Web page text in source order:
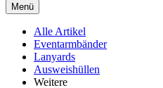
Menü
Alle Artikel
Eventarmbänder
Lanyards
Ausweishüllen
Weitere